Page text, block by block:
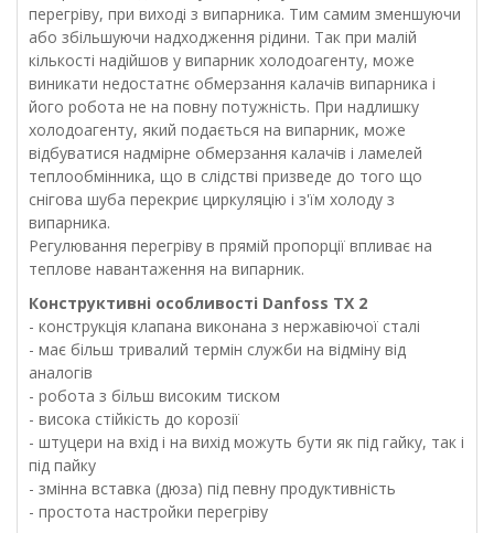
перегріву, при виході з випарника. Тим самим зменшуючи
або збільшуючи надходження рідини. Так при малій
кількості надійшов у випарник холодоагенту, може
виникати недостатнє обмерзання калачів випарника і
його робота не на повну потужність. При надлишку
холодоагенту, який подається на випарник, може
відбуватися надмірне обмерзання калачів і ламелей
теплообмінника, що в слідстві призведе до того що
снігова шуба перекриє циркуляцію і з'їм холоду з
випарника.
Регулювання перегріву в прямій пропорції впливає на
теплове навантаження на випарник.
Конструктивні особливості Danfoss TX 2
- конструкція клапана виконана з нержавіючої сталі
- має більш тривалий термін служби на відміну від
аналогів
- робота з більш високим тиском
- висока стійкість до корозії
- штуцери на вхід і на вихід можуть бути як під гайку, так і
під пайку
- змінна вставка (дюза) під певну продуктивність
- простота настройки перегріву